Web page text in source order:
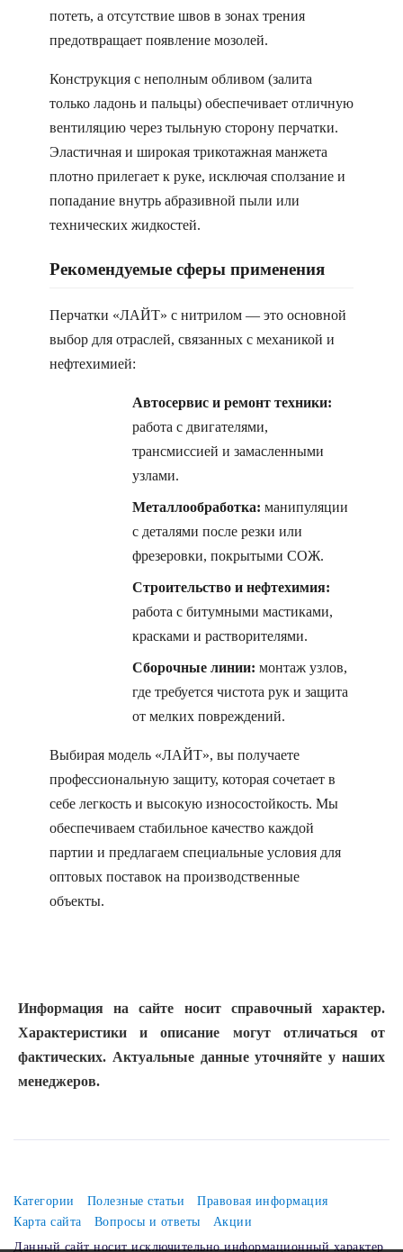
потеть, а отсутствие швов в зонах трения
предотвращает появление мозолей.
Конструкция с неполным обливом (залита
только ладонь и пальцы) обеспечивает отличную
вентиляцию через тыльную сторону перчатки.
Эластичная и широкая трикотажная манжета
плотно прилегает к руке, исключая сползание и
попадание внутрь абразивной пыли или
технических жидкостей.
Рекомендуемые сферы применения
Перчатки «ЛАЙТ» с нитрилом — это основной
выбор для отраслей, связанных с механикой и
нефтехимией:
Автосервис и ремонт техники:
работа с двигателями,
трансмиссией и замасленными
узлами.
Металлообработка: манипуляции
с деталями после резки или
фрезеровки, покрытыми СОЖ.
Строительство и нефтехимия:
работа с битумными мастиками,
красками и растворителями.
Сборочные линии: монтаж узлов,
где требуется чистота рук и защита
от мелких повреждений.
Выбирая модель «ЛАЙТ», вы получаете
профессиональную защиту, которая сочетает в
себе легкость и высокую износостойкость. Мы
обеспечиваем стабильное качество каждой
партии и предлагаем специальные условия для
оптовых поставок на производственные
объекты.
Информация на сайте носит справочный характер.
Характеристики и описание могут отличаться от
фактических. Актуальные данные уточняйте у наших
менеджеров.
Категории Полезные статьи
Правовая информация
Карта сайта
Вопросы и ответы
Акции
Данный сайт носит исключительно информационный характер